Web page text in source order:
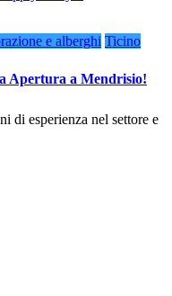
e alberghi Ticino
Apertura a Mendrisio!
di esperienza nel settore e